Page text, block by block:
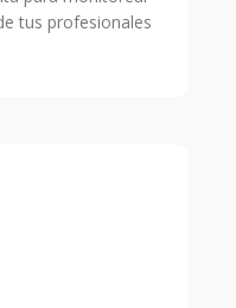
tus profesionales